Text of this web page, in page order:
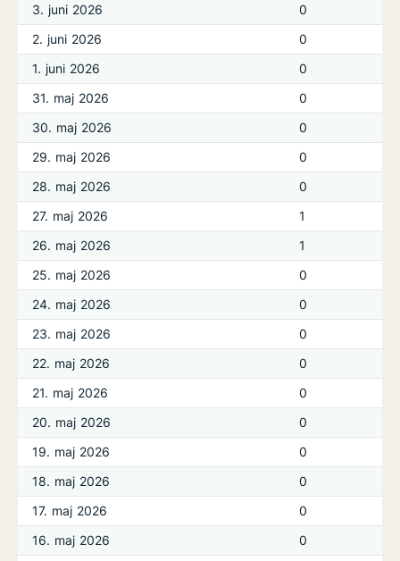
3. juni 2026
0
2. juni 2026
0
1. juni 2026
0
31. maj 2026
0
30. maj 2026
0
29. maj 2026
0
28. maj 2026
0
27. maj 2026
1
26. maj 2026
1
25. maj 2026
0
24. maj 2026
0
23. maj 2026
0
22. maj 2026
0
21. maj 2026
0
20. maj 2026
0
19. maj 2026
0
18. maj 2026
0
17. maj 2026
0
16. maj 2026
0